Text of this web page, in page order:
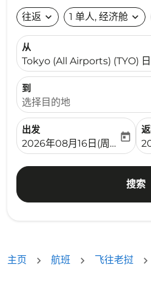
往返 expand_more 1 单人, 经济舱 expand_more
从
Tokyo (All Airports) (TYO)
到
选择目的地
出发
fc-booking-departure-
2026年08月16日(周日)
today
搜索
主页 航班 飞往老挝